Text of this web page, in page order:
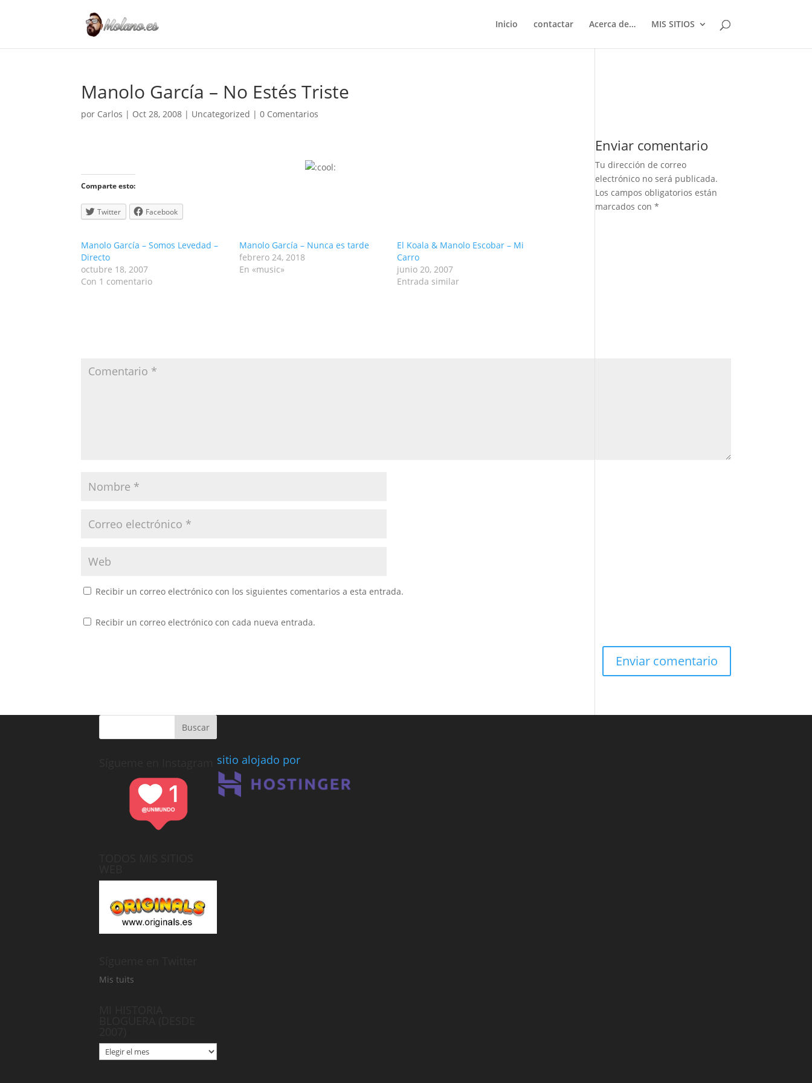
Inicio contactar Acerca de… MIS SITIOS
Manolo García – No Estés Triste
por Carlos | Oct 28, 2008 | Uncategorized |0 Comentarios
Comparte esto:
Twitter Facebook
Manolo García – Somos Levedad –
Directo
octubre 18, 2007
Con 1 comentario
Manolo García – Nunca es tarde
febrero 24, 2018
En «music»
El Koala & Manolo Escobar – Mi
Carro
junio 20, 2007
Entrada similar
Enviar comentario
Tu dirección de correo
electrónico no será publicada.
Los campos obligatorios están
marcados con*
Recibir un correo electrónico con los siguientes comentarios a esta entrada.
Recibir un correo electrónico con cada nueva entrada.
Mis tuits
MI
HISTORIA
sitio alojado por